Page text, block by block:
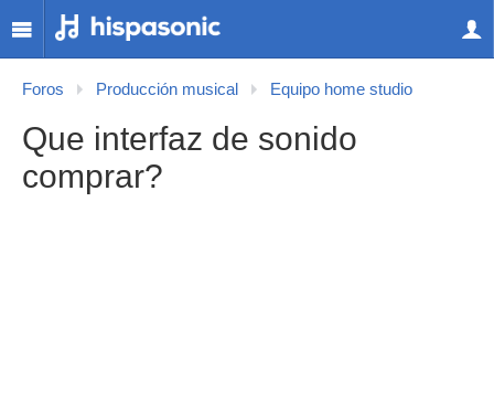
Foros Producción musical Equipo home studio
Que interfaz de sonido
comprar?